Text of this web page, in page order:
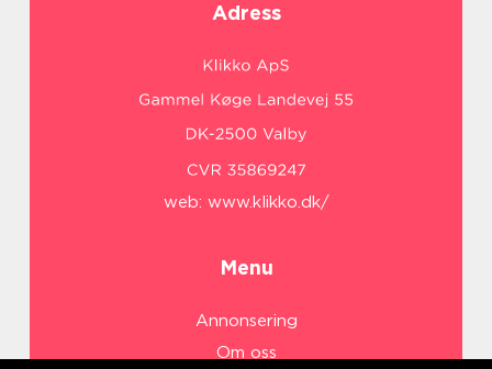
Adress
web: www.klikko.dk/
Menu
Annonsering
Om oss